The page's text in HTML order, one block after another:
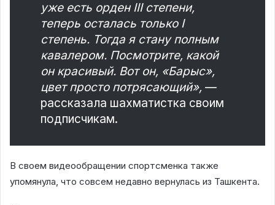
уже есть орден III степени,
теперь осталась только I
степень. Тогда я стану полным
кавалером. Посмотрите, какой
он красивый. Вот он, «Барыс»,
цвет просто потрясающий», —
рассказала шахматистка своим
подписчикам.
В своем видеообращении спортсменка также
упомянула, что совсем недавно вернулась из Ташкента.